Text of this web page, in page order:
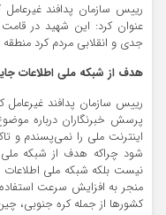
رییس سازمان پدافند
عنوان کرد: این شهید در
جدی و انقلابی مردم کرد منطقه
هدف از شبکه ملی اطلاعات
رییس سازمان پدافند
پرسش خبرنگاران درباره
اینترنت ملی را نمی‌پسندم و
شود چراکه هدف از شبکه ملی
نیست بلکه شبکه ملی
منجر به افزایش سرعت
کشورها از جمله کره جنوبی،